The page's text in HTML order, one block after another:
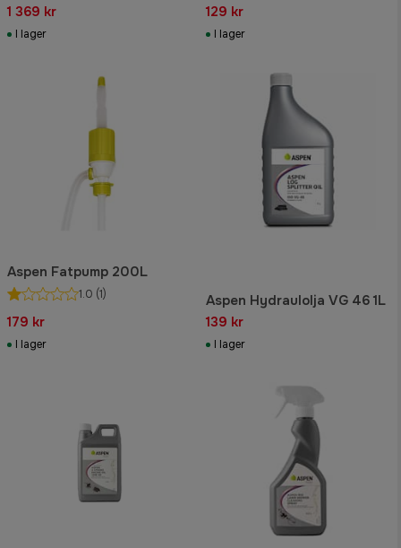
1 369 kr
I lager
129 kr
I lager
Aspen Fatpump 200L
1.0 (1)
179 kr
I lager
Aspen Hydraulolja VG 46 1L
139 kr
I lager